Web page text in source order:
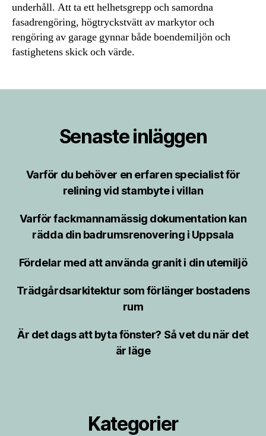
underhåll. Att ta ett helhetsgrepp och samordna
fasadrengöring, högtryckstvätt av markytor och
rengöring av garage gynnar både boendemiljön och
fastighetens skick och värde.
Senaste inläggen
Varför du behöver en erfaren specialist för
relining vid stambyte i villan
Varför fackmannamässig dokumentation kan
rädda din badrumsrenovering i Uppsala
Fördelar med att använda granit i din utemiljö
Trädgårdsarkitektur som förlänger bostadens
rum
Är det dags att byta fönster? Så vet du när det
är läge
Kategorier